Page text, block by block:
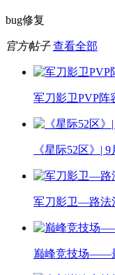
bug修复
官方帖子 查看全部
军刀影卫PVP阵
《星际52区》|
军刀影卫—路法
巅峰竞技场——